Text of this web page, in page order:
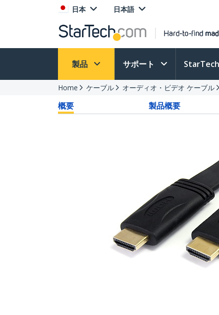
日本 日本語
製品 サポート
Home ケーブル オーディオ・ビデオ ケーブル
概要 製品概要